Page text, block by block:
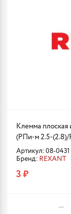
Клемма плоская
(РПи-м 2.5-(2.8)/
Артикул: 08-0431
Бренд: REXANT
3 ₽